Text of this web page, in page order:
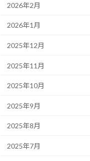
2026年2月
2026年1月
2025年12月
2025年11月
2025年10月
2025年9月
2025年8月
2025年7月